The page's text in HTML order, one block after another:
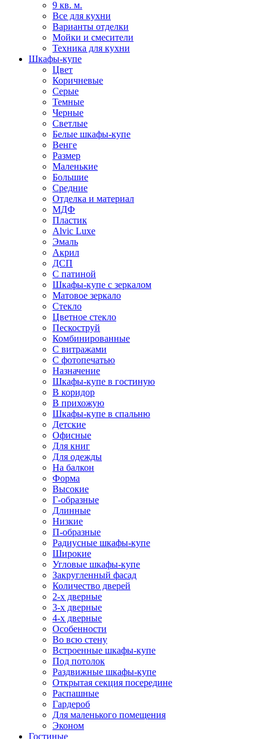
9 кв. м.
Все для кухни
Варианты отделки
Мойки и смесители
Техника для кухни
Шкафы-купе
Цвет
Коричневые
Серые
Темные
Черные
Светлые
Белые шкафы-купе
Венге
Размер
Маленькие
Большие
Средние
Отделка и материал
МДФ
Пластик
Alvic Luxe
Эмаль
Акрил
ДСП
С патиной
Шкафы-купе с зеркалом
Матовое зеркало
Стекло
Цветное стекло
Пескоструй
Комбинированные
С витражами
С фотопечатью
Назначение
Шкафы-купе в гостиную
В коридор
В прихожую
Шкафы-купе в спальню
Детские
Офисные
Для книг
Для одежды
На балкон
Форма
Высокие
Г-образные
Длинные
Низкие
П-образные
Радиусные шкафы-купе
Широкие
Угловые шкафы-купе
Закругленный фасад
Количество дверей
2-х дверные
3-х дверные
4-х дверные
Особенности
Во всю стену
Встроенные шкафы-купе
Под потолок
Раздвижные шкафы-купе
Открытая секция посередине
Распашные
Гардероб
Для маленького помещения
Эконом
Гостиные